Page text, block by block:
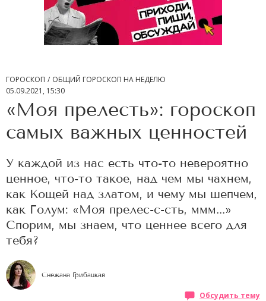
ГОРОСКОП
ОБЩИЙ ГОРОСКОП НА НЕДЕЛЮ
05.09.2021, 15:30
«Моя прелесть»: гороскоп
самых важных ценностей
У каждой из нас есть что-то невероятно
ценное, что-то такое, над чем мы чахнем,
как Кощей над златом, и чему мы шепчем,
как Голум: «Моя прелес-с-сть, ммм...»
Спорим, мы знаем, что ценнее всего для
тебя?
Снежана Грибацкая
Обсудить тему